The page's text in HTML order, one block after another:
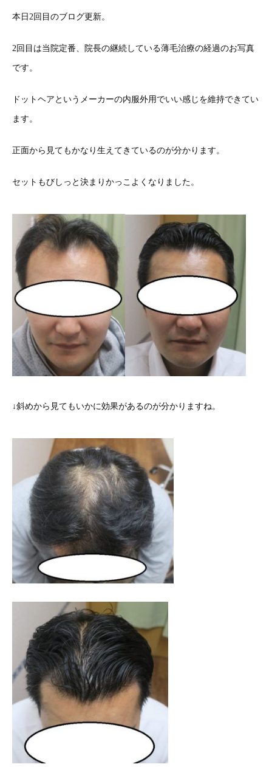
本日2回目のブログ更新。
2回目は当院定番、院長の継続している薄毛治療の経過のお写真
です。
ドットヘアというメーカーの内服外用でいい感じを維持できてい
ます。
正面から見てもかなり生えてきているのが分かります。
セットもびしっと決まりかっこよくなりました。
↓斜めから見てもいかに効果があるのが分かりますね。